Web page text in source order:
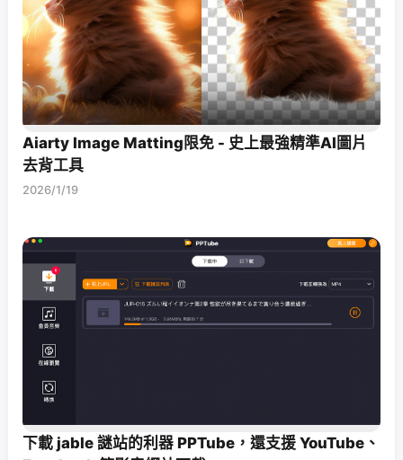
Aiarty Image Matting限免 - 史上最強精準AI圖片
去背工具
2026/1/19
下載 jable 謎站的利器 PPTube，還支援 YouTube、